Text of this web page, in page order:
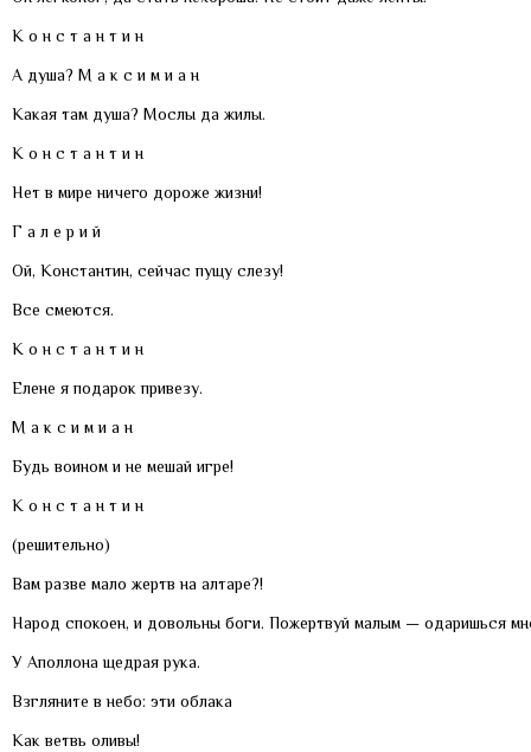
К о н с т а н т и н
А душа? М а к с и м и а н
Какая там душа? Мослы да жилы.
К о н с т а н т и н
Нет в мире ничего дороже жизни!
Г а л е р и й
Ой, Константин, сейчас пущу слезу!
Все смеются.
К о н с т а н т и н
Елене я подарок привезу.
М а к с и м и а н
Будь воином и не мешай игре!
К о н с т а н т и н
(решительно)
Вам разве мало жертв на алтаре?!
Народ спокоен, и довольны боги. Пожертвуй малым — одаришься
У Аполлона щедрая рука.
Взгляните в небо: эти облака
Как ветвь оливы!